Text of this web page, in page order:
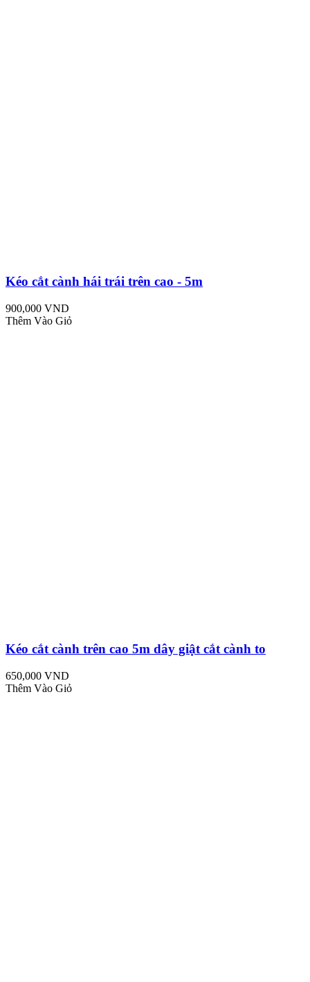
Kéo cắt cành hái trái trên cao - 5m
900,000 VND
Thêm Vào Giỏ
Kéo cắt cành trên cao 5m dây giật cắt cành to
650,000 VND
Thêm Vào Giỏ